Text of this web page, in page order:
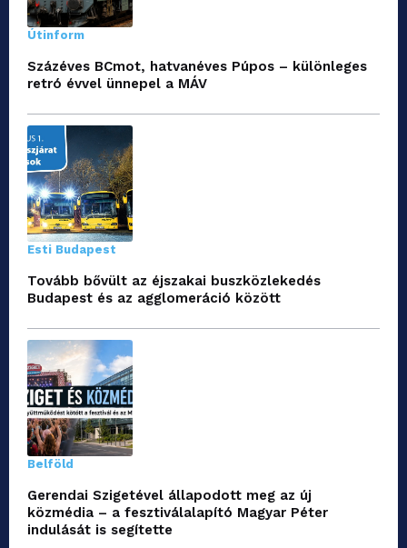
Útinform
Százéves BCmot, hatvanéves Púpos – különleges
retró évvel ünnepel a MÁV
Esti Budapest
Tovább bővült az éjszakai buszközlekedés
Budapest és az agglomeráció között
Belföld
Gerendai Szigetével állapodott meg az új
közmédia – a fesztiválalapító Magyar Péter
indulását is segítette